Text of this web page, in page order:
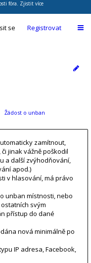
fóra. Zjistit více
se Registrovat
Žádost o unban
zamítnout,
jinak vážně poškodil
a další zvýhodňování,
apod.)
v hlasování, má právo
unban místnosti, nebo
svým
přístup do dané
nová minimálně po
IP adresa, Facebook,